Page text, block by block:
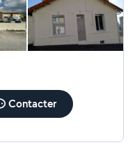
Contacter